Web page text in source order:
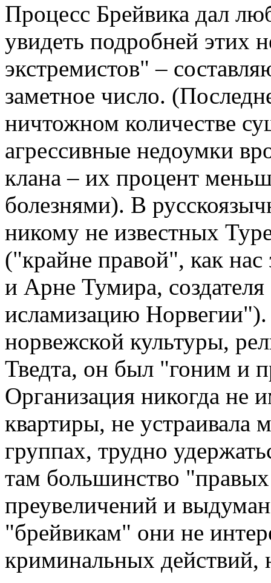
Процесс Брейвика дал
увидеть подробней этих
экстремистов" –
заметное число.
ничтожном количестве
агрессивные недоумки
клана – их процент
болезнями). В
никому не известных
("крайне правой", как
и Арне Тумира,
исламизацию Норвегии").
норвежской культуры,
Тведта, он был "гоним и
Организация никогда не
квартиры, не устраивала
группах, трудно
там большинство
преувеличений и
"брейвикам" они не
криминальных